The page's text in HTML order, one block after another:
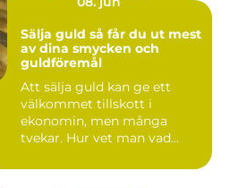
Sälja guld så får du ut mest
av dina smycken och
guldföremål
Att sälja guld kan ge ett
välkommet tillskott i
ekonomin, men många
tvekar. Hur vet man vad